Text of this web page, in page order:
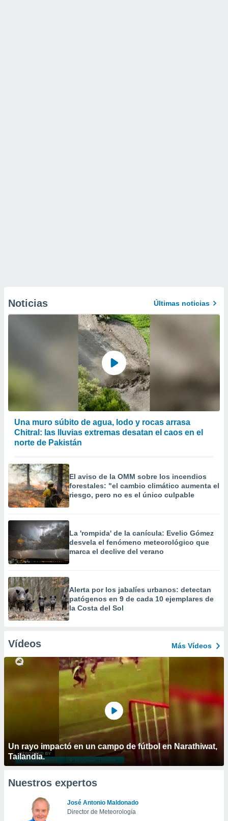
Noticias Últimas noticias
Una muro súbito de agua, lodo y rocas arrasa
Chitral: las lluvias extremas desatan el caos en el
norte de Pakistán
El aviso de la OMM sobre los incendios
forestales: "el cambio climático aumenta el
riesgo, pero no es el único culpable
La 'rompida' de la canícula: Evelio Gómez
desvela el fenómeno meteorológico que
marca el declive del verano
Alerta por los jabalíes urbanos: detectan
patógenos en 9 de cada 10 ejemplares de
la Costa del Sol
Vídeos Más Vídeos
Un rayo impactó en un campo de fútbol en Narathiwat,
Tailandia.
Nuestros expertos
José Antonio Maldonado
Director de Meteorología